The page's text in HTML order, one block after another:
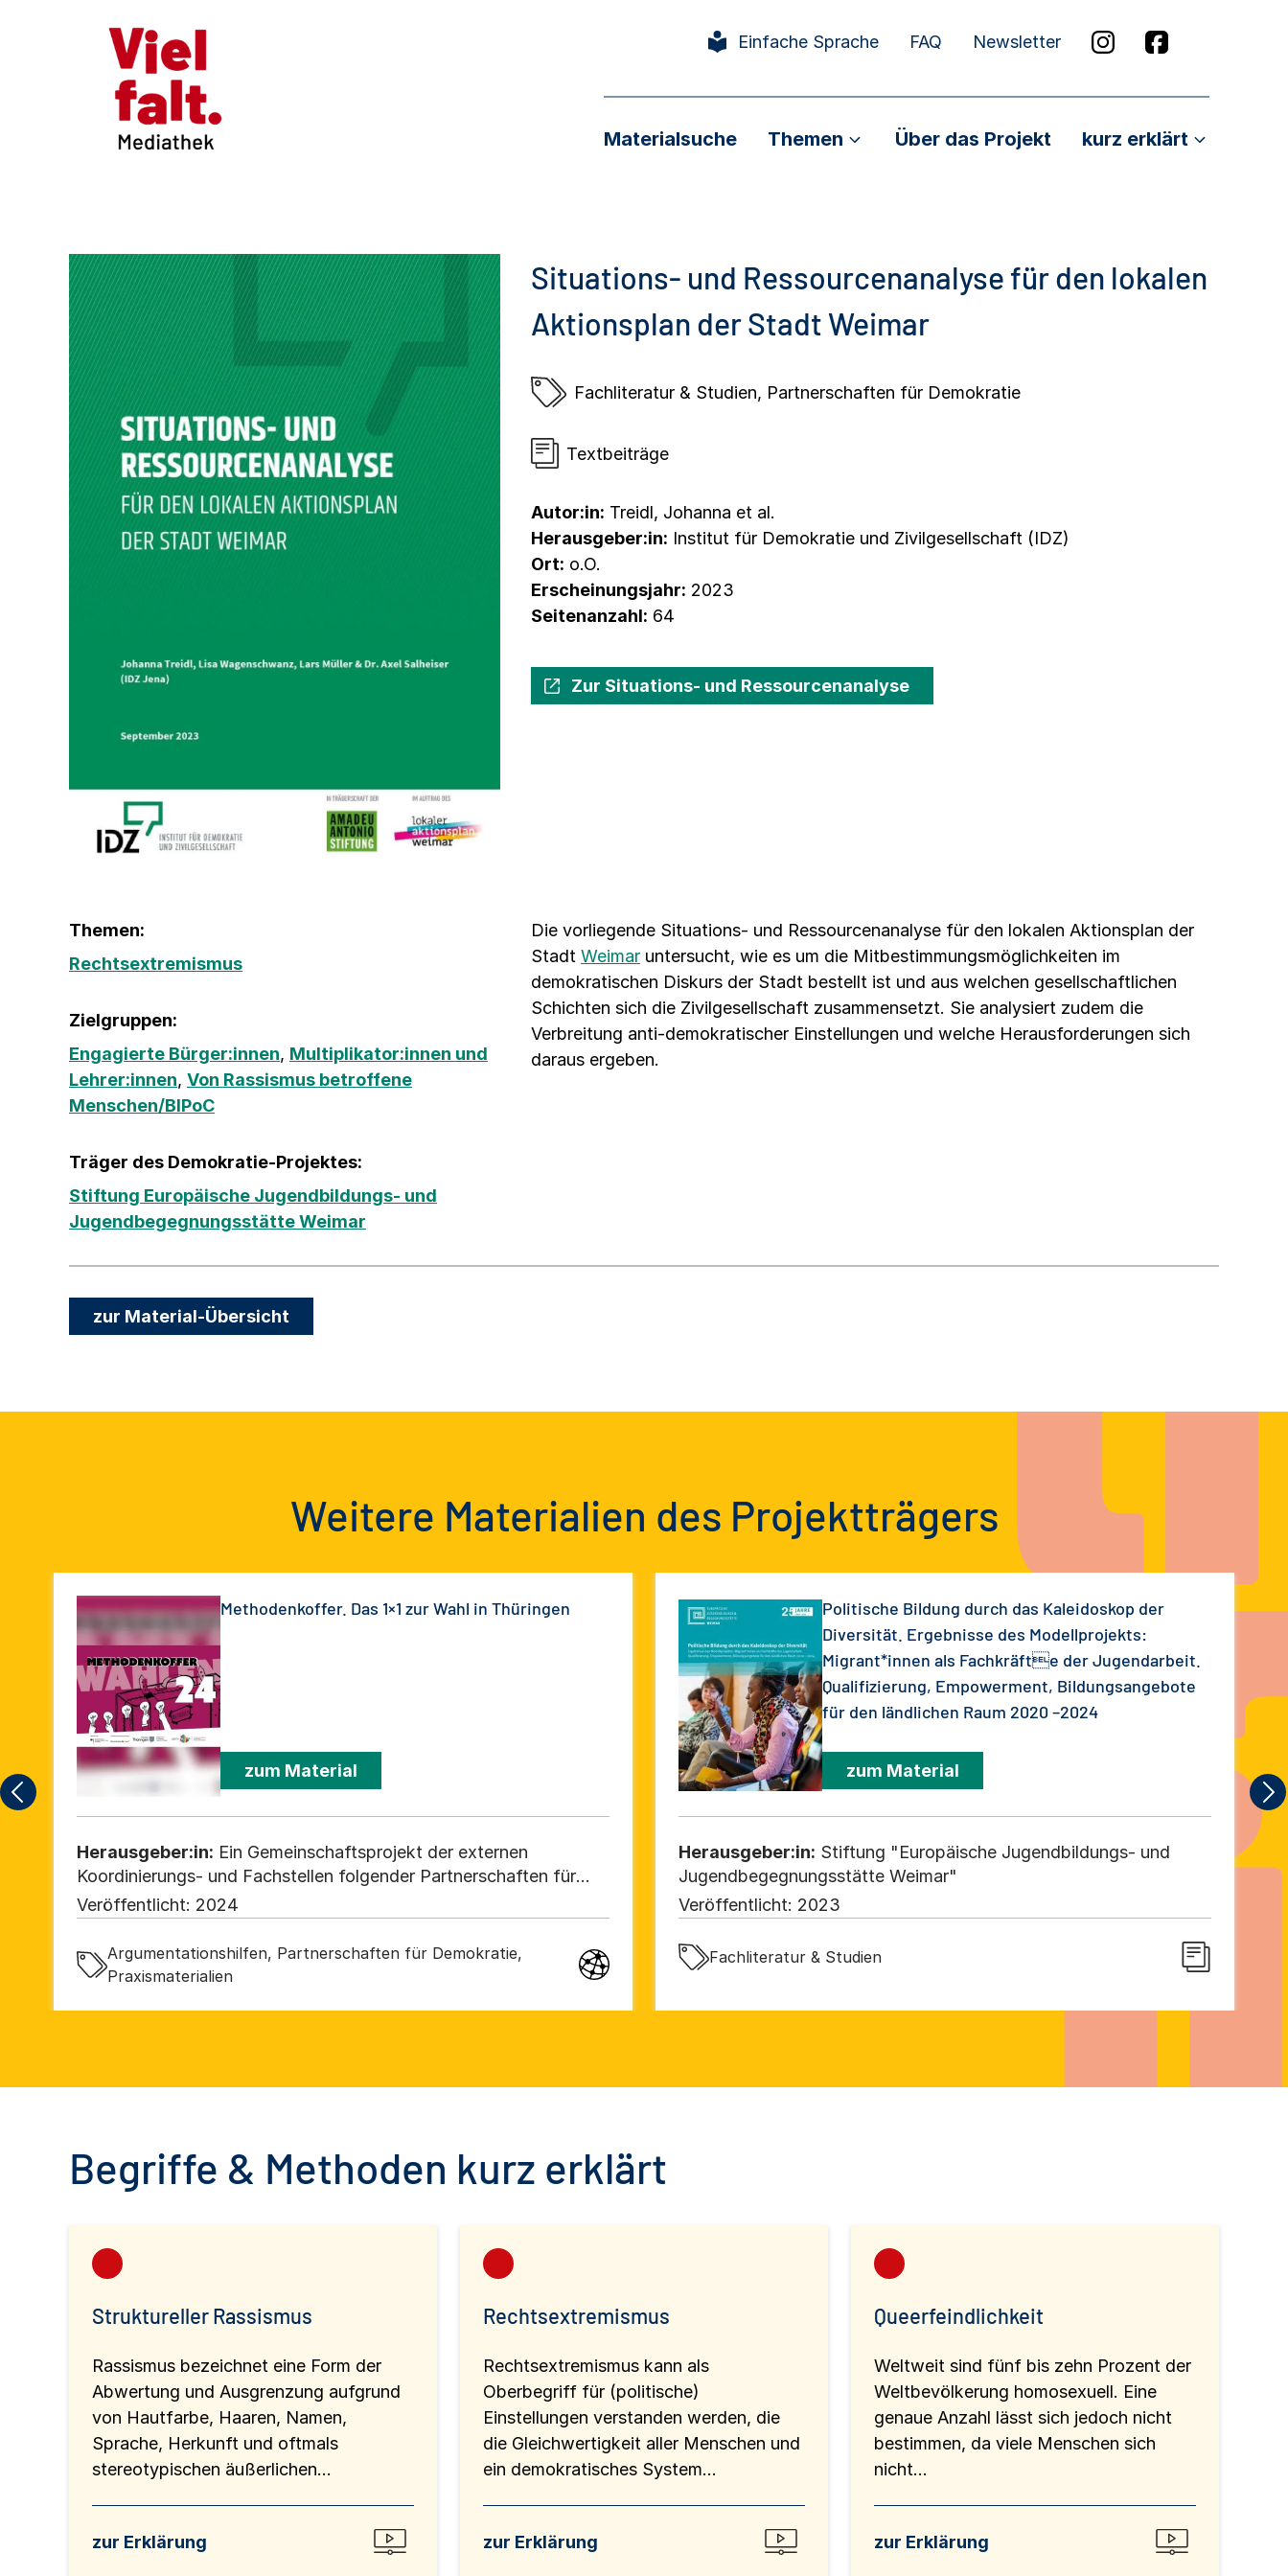
Einfache Sprache FAQ Newsletter
Materialsuche Themen Über das Projekt kurz erklärt
Situations- und Ressourcenanalyse für den lokalen
Aktionsplan der Stadt Weimar
Fachliteratur & Studien, Partnerschaften für Demokratie
Textbeiträge
Autor:in: Treidl, Johanna et al.
Herausgeber:in: Institut für Demokratie und Zivilgesellschaft (IDZ)
Ort: o.O.
Erscheinungsjahr: 2023
Seitenanzahl: 64
Zur Situations- und Ressourcenanalyse
Themen:
Rechtsextremismus
Zielgruppen:
Engagierte Bürger:innen, Multiplikator:innen und
Lehrer:innen, Von Rassismus betroffene
Menschen/BIPoC
Träger des Demokratie-Projektes:
Stiftung Europäische Jugendbildungs- und
Jugendbegegnungsstätte Weimar
Die vorliegende Situations- und Ressourcenanalyse für den lokalen Aktionsplan der
Stadt Weimar untersucht, wie es um die Mitbestimmungsmöglichkeiten im
demokratischen Diskurs der Stadt bestellt ist und aus welchen gesellschaftlichen
Schichten sich die Zivilgesellschaft zusammensetzt. Sie analysiert zudem die
Verbreitung anti-demokratischer Einstellungen und welche Herausforderungen sich
daraus ergeben.
zur Material-Übersicht
Weitere Materialien des Projektträgers
Methodenkoffer. Das 1×1 zur Wahl in Thüringen
zum Material
Herausgeber:in: Ein Gemeinschaftsprojekt der externen
Koordinierungs- und Fachstellen folgender Partnerschaften für
Demokratie: Erfurt, Eichsfeld, Greiz, Unstrut-Hainich-Kreis, Ilm-
Kreis, Schmalkalden-Meiningen, Eisenach/Wutha-Farnroda,
Sömmerda, Weimar
Veröffentlicht: 2024
Argumentationshilfen, Partnerschaften für Demokratie,
Praxismaterialien
Politische Bildung durch das Kaleidoskop der
Diversität. Ergebnisse des Modellprojekts:
Migrant*innen als Fachkräfte der Jugendarbeit.
Qualifizierung, Empowerment, Bildungsangebote
für den ländlichen Raum 2020 –2024
zum Material
Herausgeber:in: Stiftung "Europäische Jugendbildungs- und
Jugendbegegnungsstätte Weimar"
Veröffentlicht: 2023
Fachliteratur & Studien
Begriffe & Methoden kurz erklärt
Struktureller Rassismus
Rassismus bezeichnet eine Form der
Abwertung und Ausgrenzung aufgrund
von Hautfarbe, Haaren, Namen,
Sprache, Herkunft und oftmals
stereotypischen äußerlichen...
zur Erklärung
Rechtsextremismus
Rechtsextremismus kann als
Oberbegriff für (politische)
Einstellungen verstanden werden, die
die Gleichwertigkeit aller Menschen und
ein demokratisches System...
zur Erklärung
Queerfeindlichkeit
Weltweit sind fünf bis zehn Prozent der
Weltbevölkerung homosexuell. Eine
genaue Anzahl lässt sich jedoch nicht
bestimmen, da viele Menschen sich
nicht...
zur Erklärung